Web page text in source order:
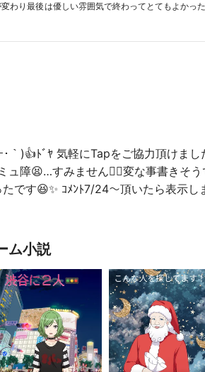
わり最後は優しい雰囲気で終わってとてもよかっ
･｀)👍ﾄﾞﾔ 気軽にTapをご協力頂けま
ュ障😫…すみません🙇‍♀変な事書きそう
です😆✨ ｺﾒﾝﾄ7/24〜頂いたら表示し
ム小説